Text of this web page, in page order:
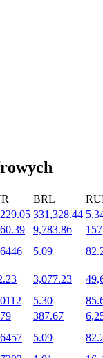
na popularnych
BRL
331,328.44
9,783.86
5.09
3,077.23
5.30
387.67
5.09